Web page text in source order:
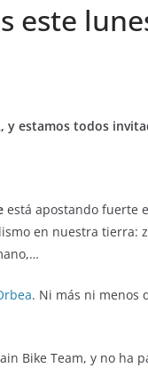
este
y estamos todos
está apostando fuerte
en nuestra tierra:
. Ni más ni menos
Bike Team, y no ha